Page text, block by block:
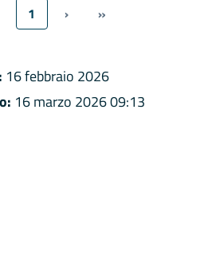
1 › »
16 febbraio 2026
16 marzo 2026 09:13